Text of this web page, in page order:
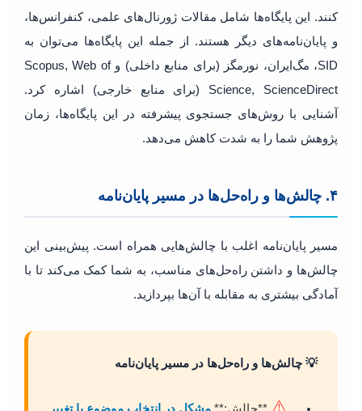
کنند. این پایگاه‌ها شامل مقالات ژورنال‌های علمی، کنفرانس‌ها،
و پایان‌نامه‌های دیگر هستند. از جمله این پایگاه‌ها می‌توان به
SID، مگ‌ایران، نورمگز (برای منابع داخلی) و Scopus, Web of
Science, ScienceDirect (برای منابع خارجی) اشاره کرد.
آشنایی با روش‌های جستجوی پیشرفته در این پایگاه‌ها، زمان
پژوهش شما را به شدت کاهش می‌دهد.
۴. چالش‌ها و راه‌حل‌ها در مسیر پایان‌نامه
مسیر پایان‌نامه اغلب با چالش‌هایی همراه است. پیش‌بینی این
چالش‌ها و داشتن راه‌حل‌های مناسب، به شما کمک می‌کند تا با
آمادگی بیشتری به مقابله با آن‌ها بپردازید.
💡 چالش‌ها و راه‌حل‌ها در مسیر پایان‌نامه
⚠️ **چالش:** مشکل در انتخاب موضوع یا تغییر